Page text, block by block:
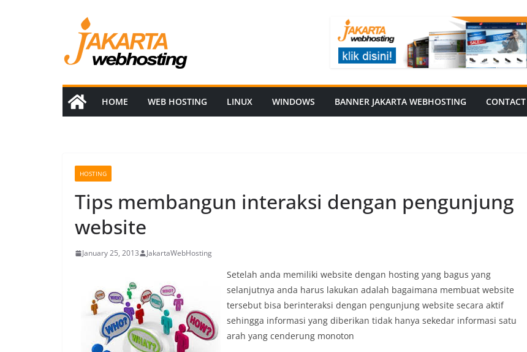
HOME WEB HOSTING LINUX WINDOWS BANNER JAKARTA WEBHOSTING CONTACT
HOSTING
Tips membangun interaksi dengan pengunjung
website
January 25, 2013 JakartaWebHosting
Setelah anda memiliki website dengan hosting yang bagus yang
selanjutnya anda harus lakukan adalah bagaimana membuat website
tersebut bisa berinteraksi dengan pengunjung website secara aktif
sehingga informasi yang diberikan tidak hanya sekedar informasi satu
arah yang cenderung monoton